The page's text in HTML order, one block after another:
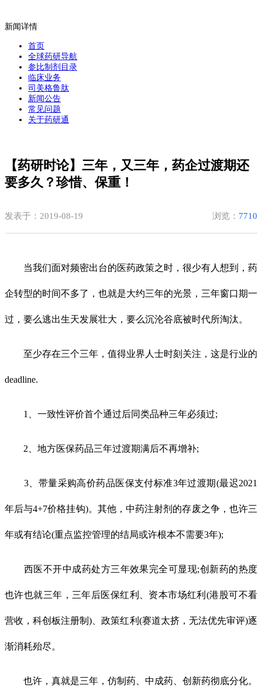
新闻详情
首页
全球药研导航
参比制剂目录
临床业务
司美格鲁肽
新闻公告
常见问题
关于药研通
【药研时论】三年，又三年，药企过渡期还
要多久？珍惜、保重！
发表于：2019-08-19 浏览： 7710
当我们面对频密出台的医药政策之时，很少有人想到，药
企转型的时间不多了，也就是大约三年的光景，三年窗口期一
过，要么逃出生天发展壮大，要么沉沦谷底被时代所淘汰。
至少存在三个三年，值得业界人士时刻关注，这是行业的
deadline.
1、一致性评价首个通过后同类品种三年必须过;
2、地方医保药品三年过渡期满后不再增补;
3、带量采购高价药品医保支付标准3年过渡期(最迟2021
年后与4+7价格挂钩)。其他，中药注射剂的存废之争，也许三
年或有结论(重点监控管理的结局或许根本不需要3年);
西医不开中成药处方三年效果完全可显现;创新药的热度
也许也就三年，三年后医保红利、资本市场红利(港股可不看
营收，科创板注册制)、政策红利(赛道太挤，无法优先审评)逐
渐消耗殆尽。
也许，真就是三年，仿制药、中成药、创新药彻底分化。